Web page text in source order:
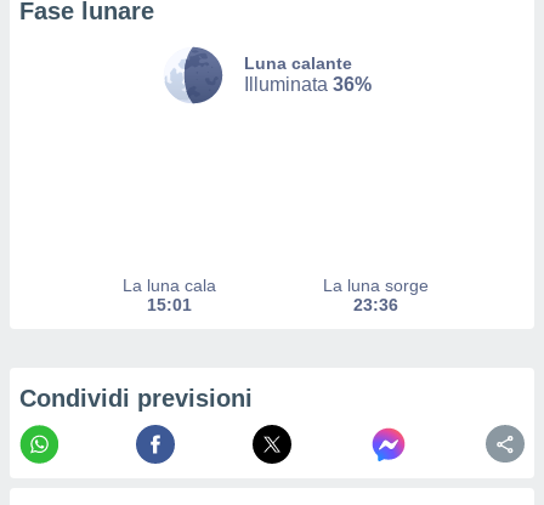
simili
Fase lunare
Luna calante
Illuminata 36%
La luna cala
15:01
La luna sorge
23:36
Condividi previsioni